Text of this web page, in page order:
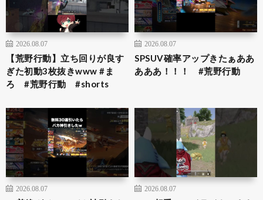
2026.08.07
【荒野行動】立ち回りが良す
ぎた初動3枚抜きwww #ま
ろ #荒野行動 #shorts
2026.08.07
SPSUV確率アップきたぁああ
あああ！！！ #荒野行動
2026.08.07 2026.08.07